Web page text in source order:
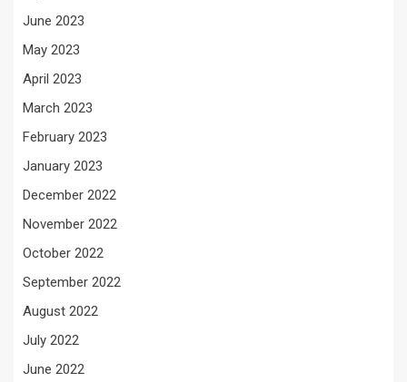
June 2023
May 2023
April 2023
March 2023
February 2023
January 2023
December 2022
November 2022
October 2022
September 2022
August 2022
July 2022
June 2022